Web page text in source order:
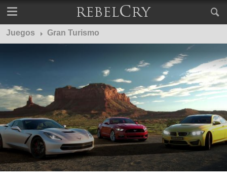
Juegos Gran Turismo